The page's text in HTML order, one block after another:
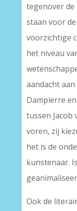
tegenover de
staan voor
voorzichtige
het niveau
aandacht
Dampierre
tussen Jacob
voren, zij
het is de
kunstenaar.
Ook de